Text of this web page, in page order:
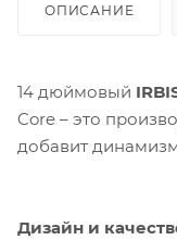
ОПИСАНИЕ
14 дюймовый
Core – это
добавит
Дизайн и